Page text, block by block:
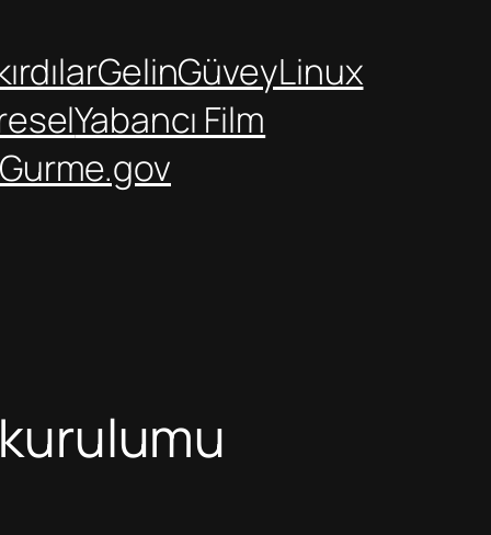
GelinGüveyLinux
Yabancı Film